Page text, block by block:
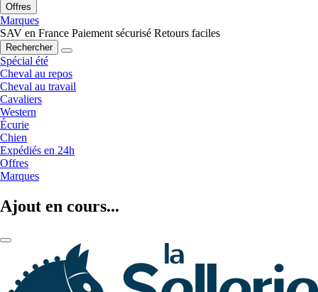
Offres
Marques
SAV en France Paiement sécurisé Retours faciles
Rechercher
Spécial été
Cheval au repos
Cheval au travail
Cavaliers
Western
Écurie
Chien
Expédiés en 24h
Offres
Marques
Ajout en cours...